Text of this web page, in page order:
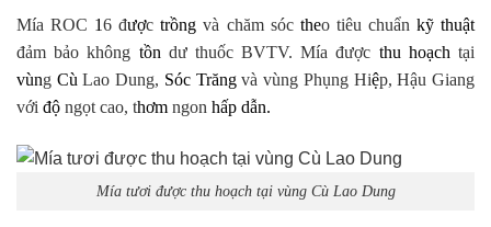
Mía ROC 16 đượctrồng và chăm sóc theo tiêu chuẩn kỹ thuật
đảm bảo không tồn dư thuốc BVTV. Mía được thu hoạch tại
vùng Cù Lao Dung, Sóc Trăng và vùng Phụng Hiệp, Hậu Giang
với độ ngọt cao, thơm ngon hấp dẫn.
Mía tươi được thu hoạch tại vùng Cù Lao Dung